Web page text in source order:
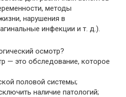
методы
нарушения в
инфекции и т. д.).
осмотр?
— это обследование, которое
половой системы;
наличие патологий;